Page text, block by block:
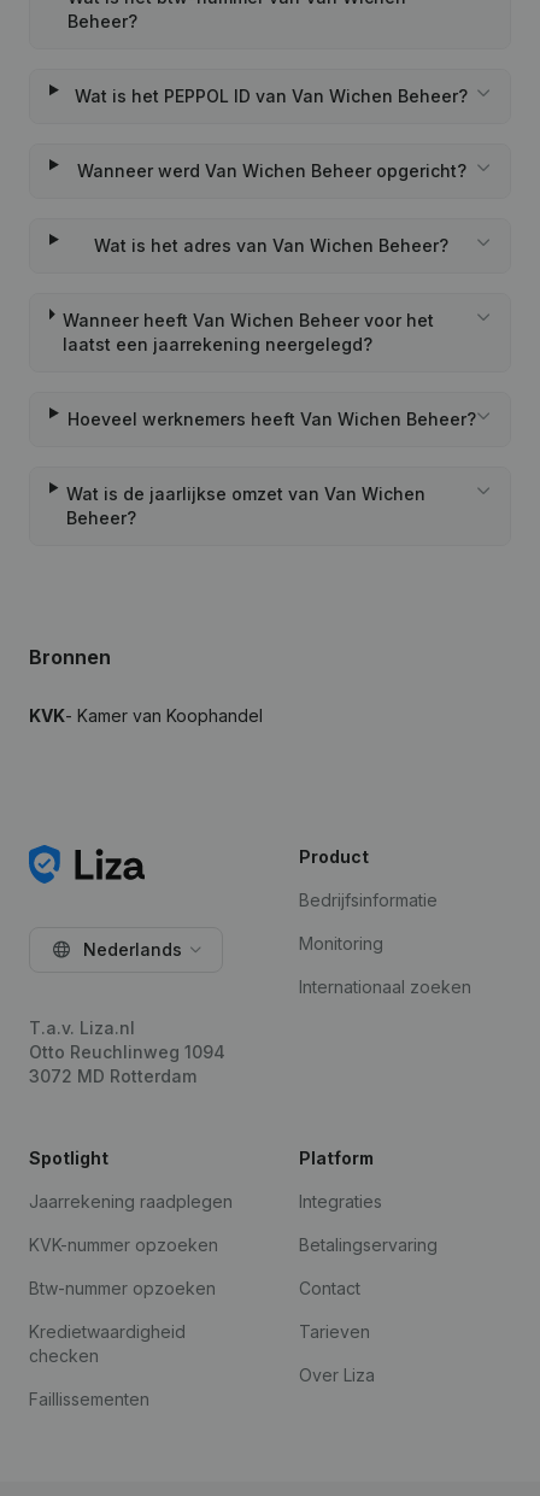
Beheer?
Wat is het PEPPOL ID van Van Wichen Beheer?
Wanneer werd Van Wichen Beheer opgericht?
Wat is het adres van Van Wichen Beheer?
Wanneer heeft Van Wichen Beheer voor het
laatst een jaarrekening neergelegd?
Hoeveel werknemers heeft Van Wichen Beheer?
Wat is de jaarlijkse omzet van Van Wichen
Beheer?
Bronnen
KVK- Kamer van Koophandel
Nederlands
T.a.v. Liza.nl
Otto Reuchlinweg 1094
3072 MD Rotterdam
Product
Bedrijfsinformatie
Monitoring
Internationaal zoeken
Spotlight
Jaarrekening raadplegen
KVK-nummer opzoeken
Btw-nummer opzoeken
Kredietwaardigheid
checken
Faillissementen
Platform
Integraties
Betalingservaring
Contact
Tarieven
Over Liza